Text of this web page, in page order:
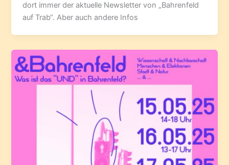
dort immer der aktuelle Newsletter von „Bahrenfeld
auf Trab“. Aber auch andere Infos